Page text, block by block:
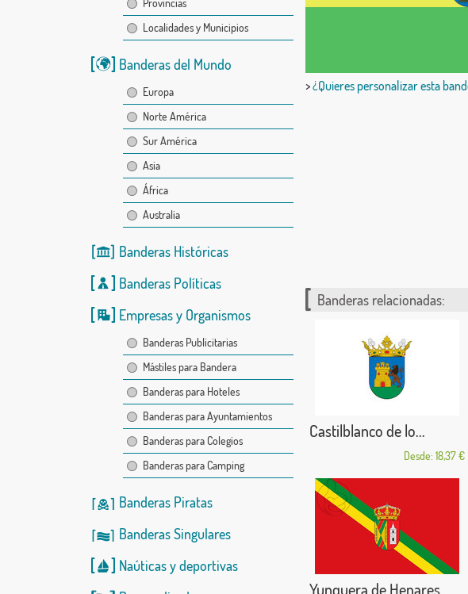
Provincias
Localidades y Municipios
Banderas del Mundo
Europa
Norte América
Sur América
Asia
África
Australia
Banderas Históricas
Banderas Políticas
Empresas y Organismos
Banderas Publicitarias
Mástiles para Bandera
Banderas para Hoteles
Banderas para Ayuntamientos
Banderas para Colegios
Banderas para Camping
Banderas Piratas
Banderas Singulares
Naúticasydeportivas
>¿Quieres personalizar esta
Banderas relacionadas:
Castilblanco de lo...
Desde: 18,37 €
Yunquera de Henares